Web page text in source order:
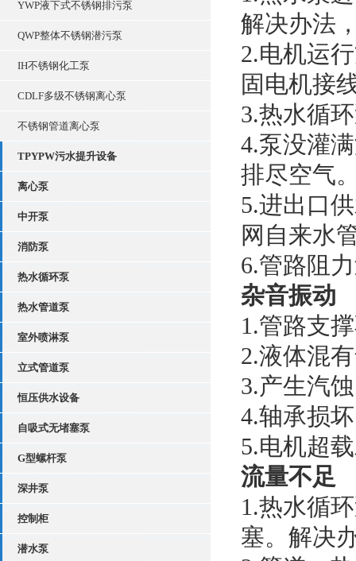
YWP液下式不锈钢排污泵
QWP整体不锈钢潜污泵
IH不锈钢化工泵
CDLF多级不锈钢离心泵
不锈钢管道离心泵
TPYPW污水提升设备
离心泵
中开泵
消防泵
热水循环泵
热水管道泵
室外喷淋泵
立式管道泵
恒压供水设备
自吸式无堵塞泵
G型螺杆泵
深井泵
控制柜
潜水泵
解决办法
2.电机运
固电机接
3.热水循
4.泵没灌
排尽空气
5.进出口
网自来水
6.管路阻
杂音振动
1.管路支
2.液体混
3.产生汽
4.轴承损
5.电机超
流量不足
1.热水循
塞。解决